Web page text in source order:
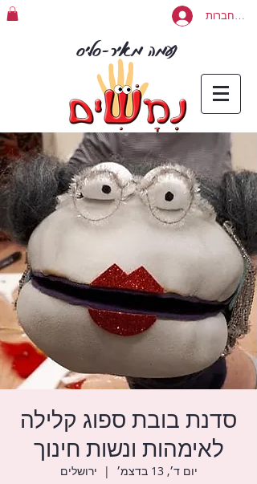
להתחברות
נעמה מאיר-סליס
סדנת בובת ספוג קלילה
לאימהות ונשות חינוך
יום ד׳, 13 בדצמ׳
  |
ירושלים